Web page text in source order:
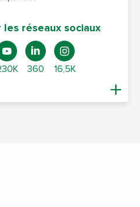
les réseaux sociaux
360 16,5K